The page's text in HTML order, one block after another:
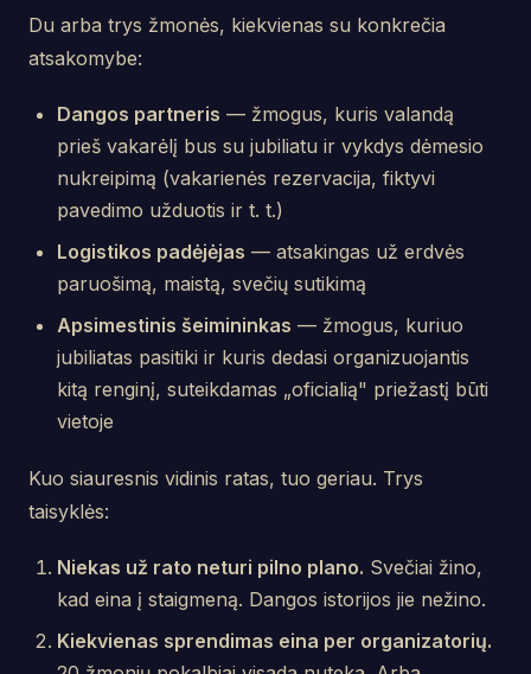
Du arba trys žmonės, kiekvienas su konkrečia
atsakomybe:
Dangos partneris — žmogus, kuris valandą
prieš vakarėlį bus su jubiliatu ir vykdys dėmesio
nukreipimą (vakarienės rezervacija, fiktyvi
pavedimo užduotis ir t. t.)
Logistikos padėjėjas — atsakingas už erdvės
paruošimą, maistą, svečių sutikimą
Apsimestinis šeimininkas — žmogus, kuriuo
jubiliatas pasitiki ir kuris dedasi organizuojantis
kitą renginį, suteikdamas „oficialią" priežastį būti
vietoje
Kuo siauresnis vidinis ratas, tuo geriau. Trys
taisyklės:
Niekas už rato neturi pilno plano. Svečiai žino,
kad eina į staigmeną. Dangos istorijos jie nežino.
Kiekvienas sprendimas eina per organizatorių.